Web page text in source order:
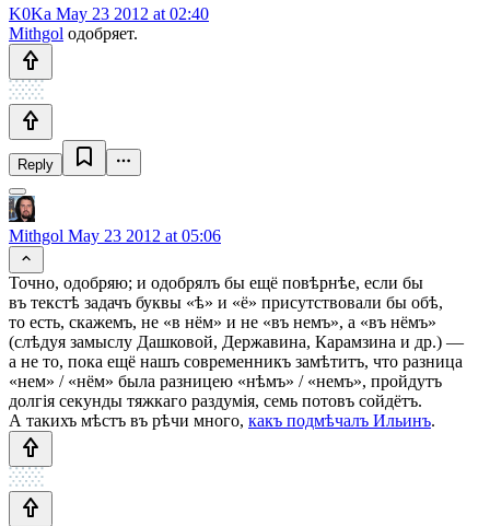
K0Ka May 23 2012 at 02:40
Mithgol одобряет.
Reply
Mithgol May 23 2012 at 05:06
Точно, одобряю; и одобрялъ бы ещё повѣрнѣе, если бы
въ текстѣ задачъ буквы «ѣ» и «ё» присутствовали бы обѣ,
то есть, скажемъ, не «в нём» и не «въ немъ», а «въ нёмъ»
(слѣдуя замыслу Дашковой, Державина, Карамзина и др.) —
а не то, пока ещё нашъ современникъ замѣтитъ, что разница
«нем» / «нём» была разницею «нѣмъ» / «немъ», пройдутъ
долгія секунды тяжкаго раздумія, семь потовъ сойдётъ.
А такихъ мѣстъ въ рѣчи много, какъ подмѣчалъ Ильинъ.